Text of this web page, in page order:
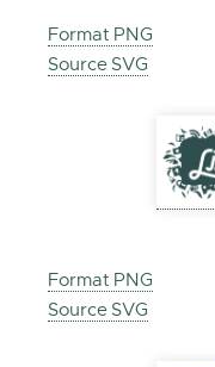
Format PNG
Source SVG
Format PNG
Source SVG